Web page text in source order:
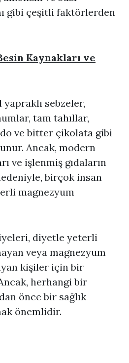
gibi çeşitli faktörlerden
Kaynakları ve
sebzeler,
tam tahıllar,
ve bitter çikolata gibi
Ancak, modern
ve işlenmiş gıdaların
birçok insan
magnezyum
diyetle yeterli
veya magnezyum
kişiler için bir
herhangi bir
önce bir sağlık
önemlidir.